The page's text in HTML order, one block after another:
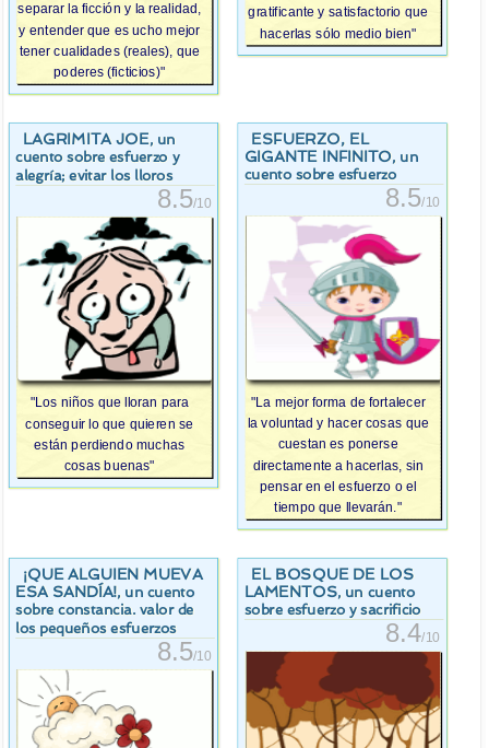
separar la ficción y la realidad,
y entender que es ucho mejor
tener cualidades (reales), que
poderes (ficticios)"
gratificante y satisfactorio que
hacerlas sólo medio bien"
LAGRIMITA JOE, un
cuento sobre esfuerzo y
alegría; evitar los lloros
8.5/10
"Los niños que lloran para
conseguir lo que quieren se
están perdiendo muchas
cosas buenas"
ESFUERZO, EL
GIGANTE INFINITO, un
cuento sobre esfuerzo
8.5/10
"La mejor forma de fortalecer
la voluntad y hacer cosas que
cuestan es ponerse
directamente a hacerlas, sin
pensar en el esfuerzo o el
tiempo que llevarán."
¡QUE ALGUIEN MUEVA
ESA SANDÍA!, un cuento
sobre constancia. valor de
los pequeños esfuerzos
8.5/10
EL BOSQUE DE LOS
LAMENTOS, un cuento
sobre esfuerzo y sacrificio
8.4/10